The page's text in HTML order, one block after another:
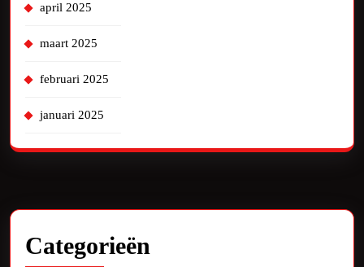
april 2025
maart 2025
februari 2025
januari 2025
Categorieën